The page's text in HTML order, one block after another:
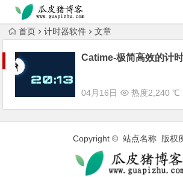
跳转到主内容
首页 计时器软件 文章
Catime-极简高效的计
04月16日 热度2,240 ℃
Copyright © 站点名称 版权